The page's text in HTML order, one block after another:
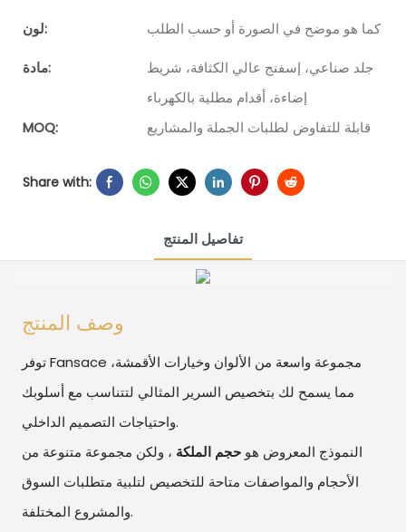
لون: كما هو موضح في الصورة أو حسب الطلب
مادة:
جلد صناعي، إسفنج عالي الكثافة، شريط
إضاءة، أقدام مطلية بالكهرباء
MOQ:
قابلة للتفاوض لطلبات الجملة والمشاريع
Share with:
تفاصيل المنتج
وصف المنتج
توفر Fansace مجموعة واسعة من الألوان وخيارات الأقمشة،
مما يسمح لك بتخصيص السرير المثالي لتتناسب مع أسلوبك
واحتياجات التصميم الداخلي.
النموذج المعروض هوحجم الملكة ، ولكن مجموعة متنوعة من
الأحجام والمواصفات متاحة للتخصيص لتلبية متطلبات السوق
والمشروع المختلفة.